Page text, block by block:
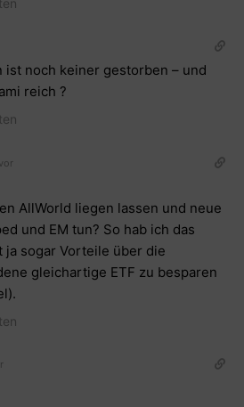
ist noch keiner gestorben – und
reich ?
AllWorld liegen lassen und neue
und EM tun? So hab ich das
ja sogar Vorteile über die
gleichartige ETF zu besparen